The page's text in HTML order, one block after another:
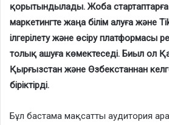
қорытындылады. Жоба
маркетингте жаңа білім алуға және
ілгерілету және өсіру платформасы
толық ашуға көмектеседі. Биыл ол
Қырғызстан және Өзбекстаннан
біріктірді.
Бұл бастама мақсатты аудитория